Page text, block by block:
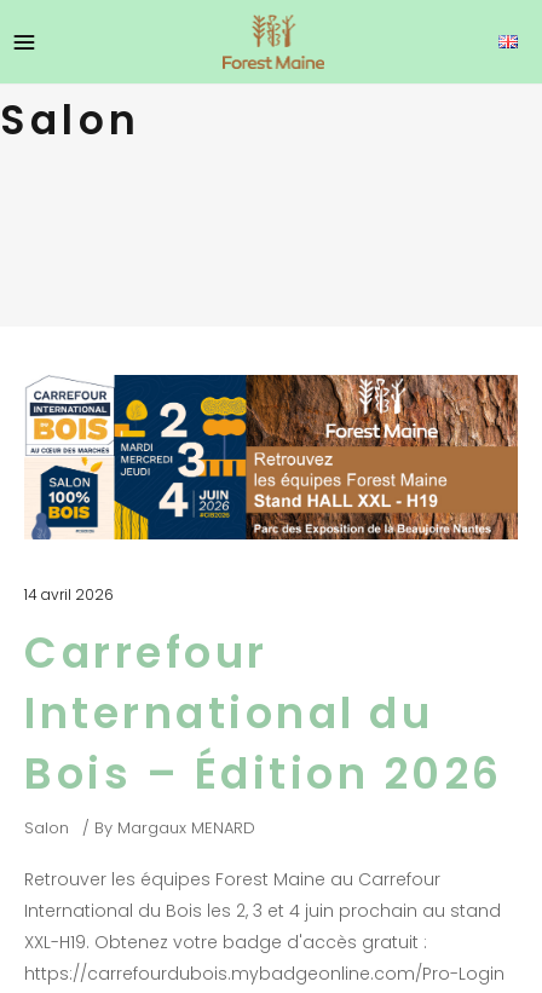
Salon
14 avril 2026
Carrefour
International du
Bois – Édition 2026
Salon By Margaux MENARD
Retrouver les équipes Forest Maine au Carrefour
International du Bois les 2, 3 et 4 juin prochain au stand
XXL-H19. Obtenez votre badge d'accès gratuit :
https://carrefourdubois.mybadgeonline.com/Pro-Login